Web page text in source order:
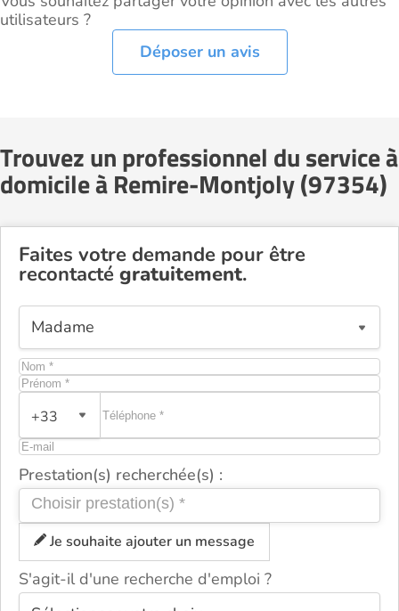
utilisateurs ?
Déposer un avis
Trouvez un professionnel du service à
domicile à Remire-Montjoly (97354)
Faites votre demande pour être
recontacté gratuitement.
+33
Prestation(s) recherchée(s) :
Je souhaite ajouter un message
S'agit-il d'une recherche d'emploi ?
ou